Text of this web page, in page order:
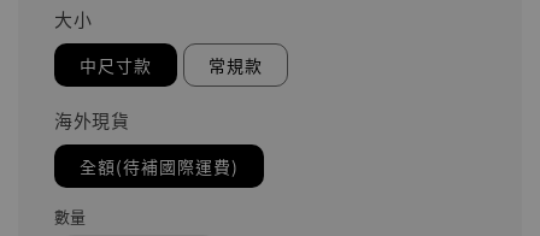
大小
中尺寸款 常規款
海外現貨
全額(待補國際運費)
數量